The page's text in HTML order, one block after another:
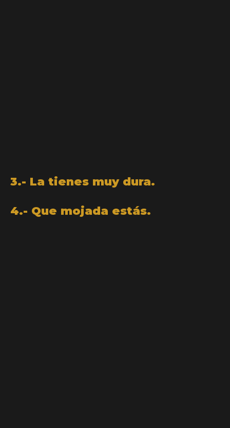
3.- La tienes muy dura.
4.- Que mojada estás.